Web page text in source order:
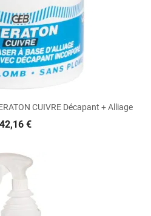
CUIVRE Décapant + Alliage
42,16 €